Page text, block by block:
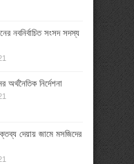
নবনির্বাচিত সংসদ সদস্য
নির্দেশনা
দেয়ায় জামে মসজিদের